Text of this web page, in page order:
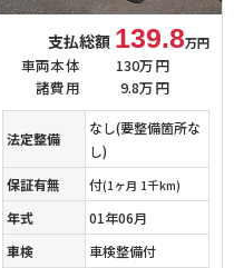
支払総額 139.8万円
車両本体
130万円
諸費用
9.8万円
法定整備
なし(要整備箇所な
し)
保証有無
付(1ヶ月 1千km)
年式
01年06月
車検
車検整備付